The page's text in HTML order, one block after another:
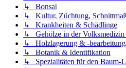
↳ Bonsai
↳ Kultur, Züchtung,
↳ Krankheiten & Schädlinge
↳ Gehölze in der Volksmedizin
↳ Holzlagerung & -
↳ Botanik & Identifikation
↳ Spezialitäten für den Baum-